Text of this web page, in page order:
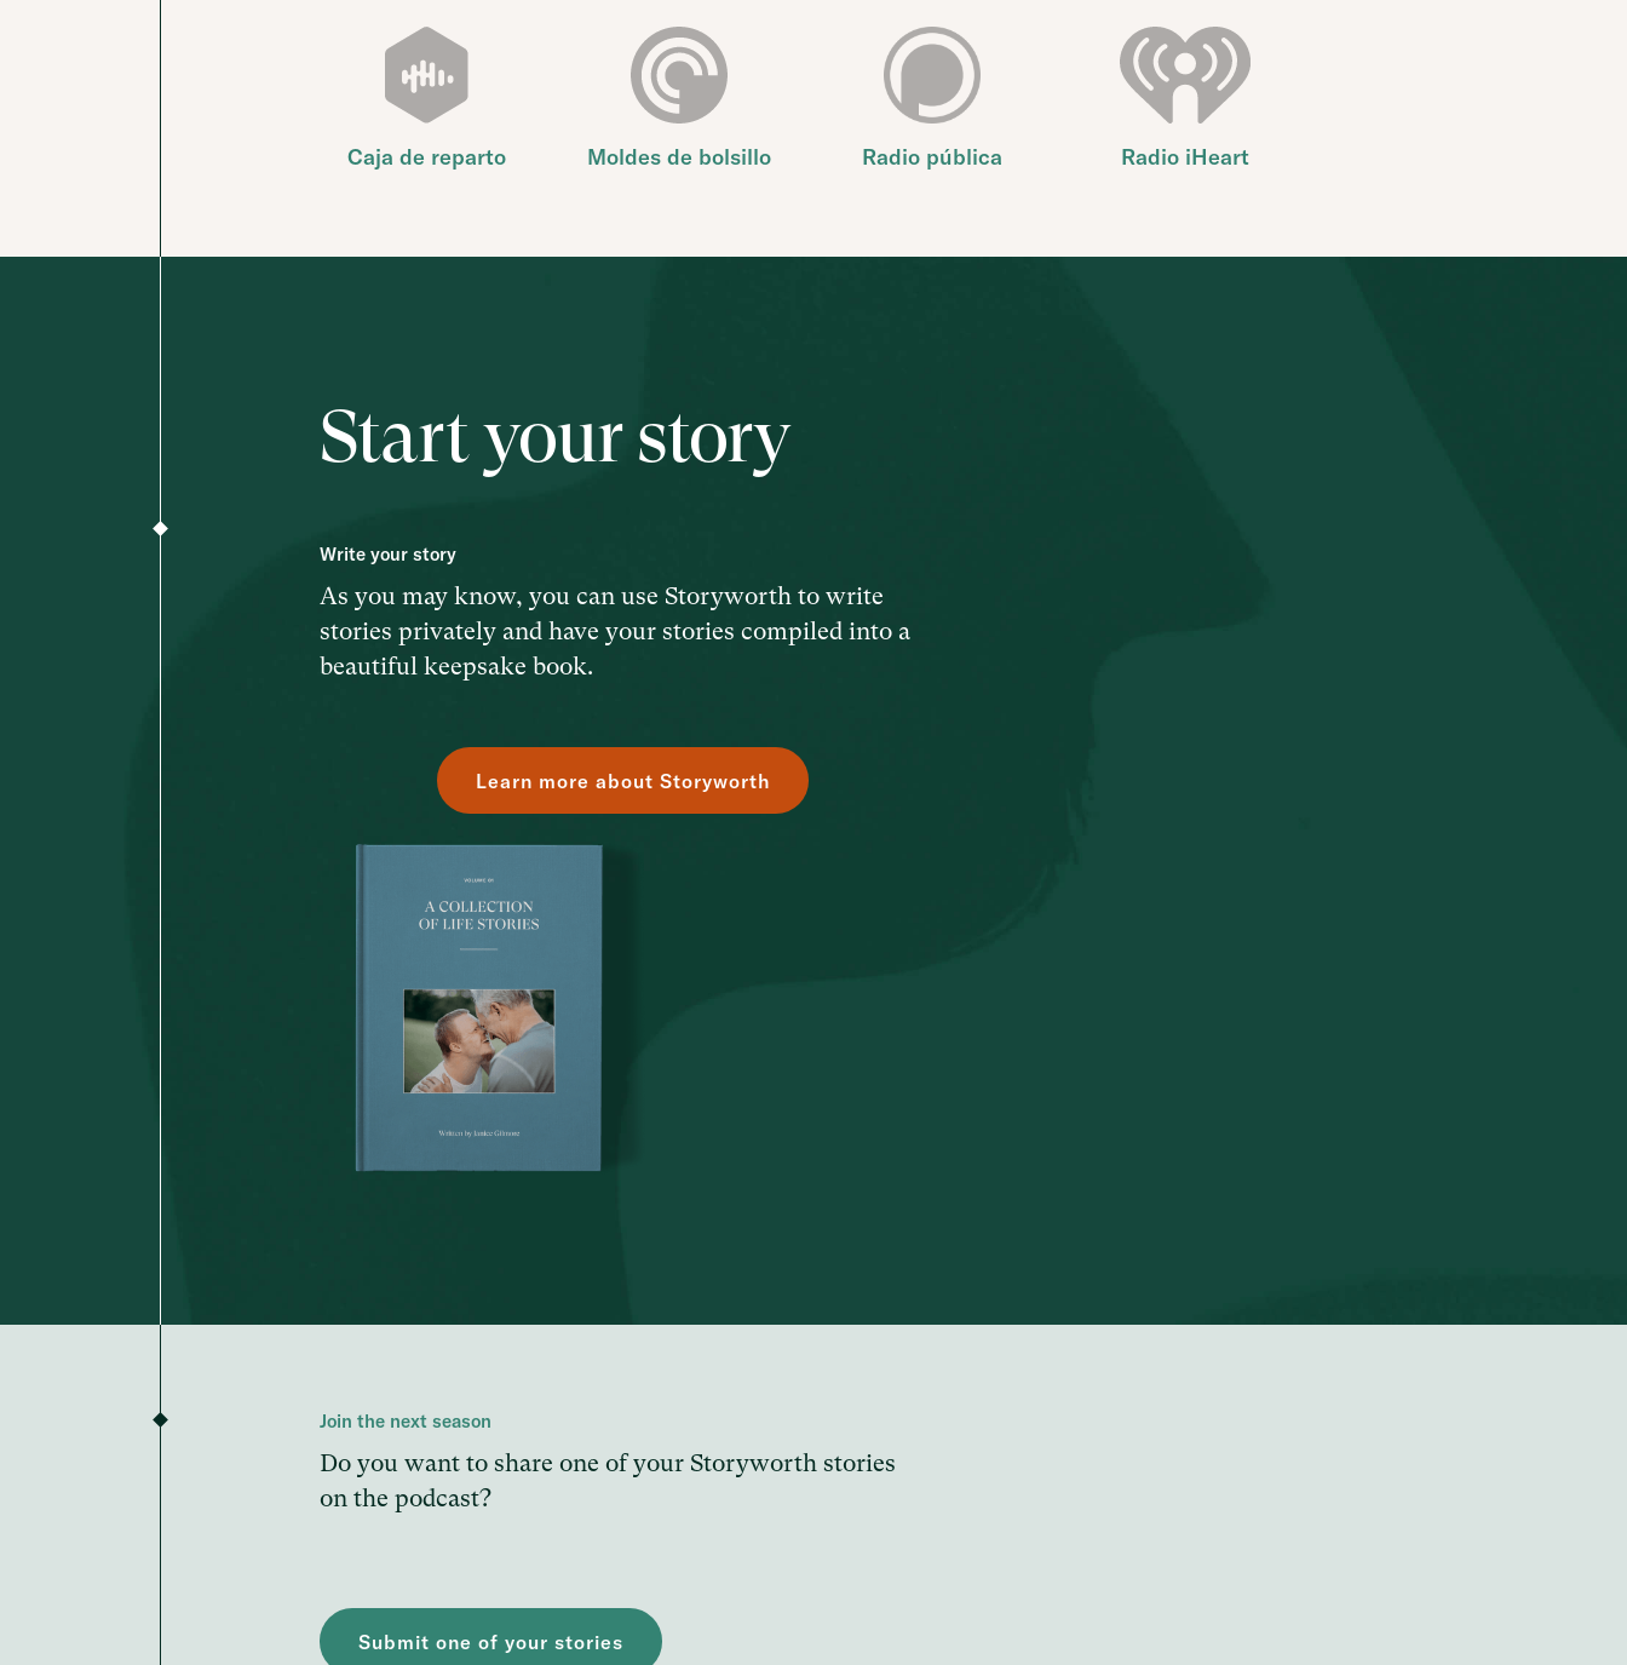
Caja de reparto Moldes de bolsillo Radio pública Radio iHeart
Start your story
Write your story
As you may know, you can use Storyworth to write
stories privately and have your stories compiled into a
beautiful keepsake book.
Learn more about Storyworth
Join the next season
Do you want to share one of your Storyworth stories
on the podcast?
Submit one of your stories